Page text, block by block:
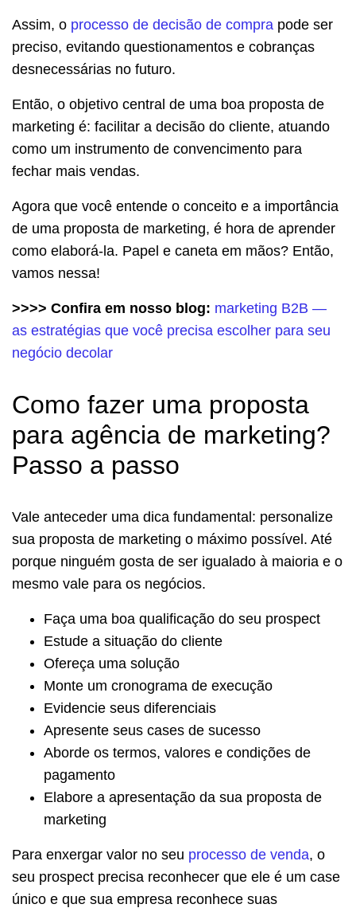
Assim, o processo de decisão de compra pode ser
preciso, evitando questionamentos e cobranças
desnecessárias no futuro.
Então, o objetivo central de uma boa proposta de
marketing é: facilitar a decisão do cliente, atuando
como um instrumento de convencimento para
fechar mais vendas.
Agora que você entende o conceito e a importância
de uma proposta de marketing, é hora de aprender
como elaborá-la. Papel e caneta em mãos? Então,
vamos nessa!
>>>> Confira em nosso blog: marketing B2B —
as estratégias que você precisa escolher para seu
negócio decolar
Como fazer uma proposta
para agência de marketing?
Passo a passo
Vale anteceder uma dica fundamental: personalize
sua proposta de marketing o máximo possível. Até
porque ninguém gosta de ser igualado à maioria e o
mesmo vale para os negócios.
Faça uma boa qualificação do seu prospect
Estude a situação do cliente
Ofereça uma solução
Monte um cronograma de execução
Evidencie seus diferenciais
Apresente seus cases de sucesso
Aborde os termos, valores e condições de
pagamento
Elabore a apresentação da sua proposta de
marketing
Para enxergar valor no seu processo de venda, o
seu prospect precisa reconhecer que ele é um case
único e que sua empresa reconhece suas